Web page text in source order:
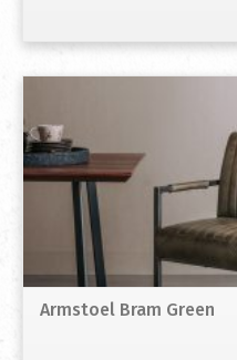
Armstoel Bram Green